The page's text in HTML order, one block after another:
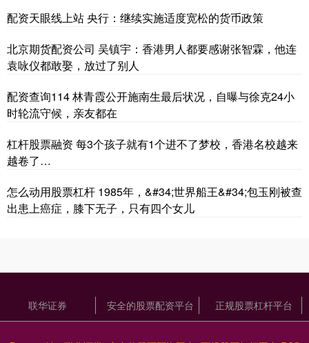
配资天眼线上站 央行：继续实施适度宽松的货币政策
北京期货配资公司 吴镇宇：香港男人都要感谢张智霖，他连
袁咏仪都敢娶，放过了别人
配资查询114 林青霞公开施南生最后状况，自曝与徐克24小
时轮流守候，亲友都在
杠杆股票融资 每3个孩子就有1个进不了梦校，香港名校越来
越卷了…
怎么动用股票杠杆 1985年，&#34;世界船王&#34;包玉刚被查
出患上癌症，膝下无子，只有四个女儿
联华证券 安全的股票配资平台 正规股票杠杆平台